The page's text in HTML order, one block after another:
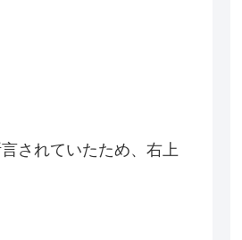
されていたため、右上